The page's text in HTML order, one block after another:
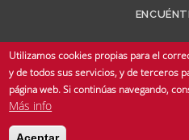
© Copyright 2025 Universidad de Sevilla -
Utilizamos cookies propias para el
y de todos sus servicios, y de terceros
página web. Si continúas navegando,
Más info